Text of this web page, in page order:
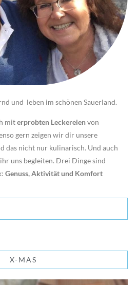
und leben im schönen Sauerland.
miterprobten Leckereienvon
gern zeigen wir dir unsere
das nicht nur kulinarisch. Und auch
uns begleiten. Drei Dinge sind
Genuss, Aktivität und Komfort
X-MAS